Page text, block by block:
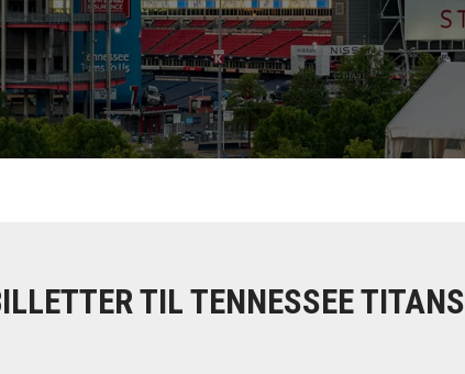
TIL TENNESSEE TITANS